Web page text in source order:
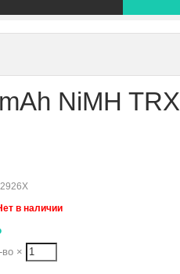
NiMH TRX
в наличии
во ×